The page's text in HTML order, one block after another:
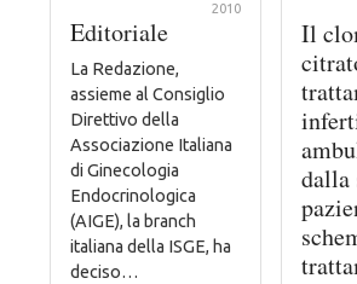
2010
Editoriale
La Redazione,
assieme al Consiglio
Direttivo della
Associazione Italiana
di Ginecologia
Endocrinologica
(AIGE), la branch
italiana della ISGE, ha
deciso…
Il
dalla